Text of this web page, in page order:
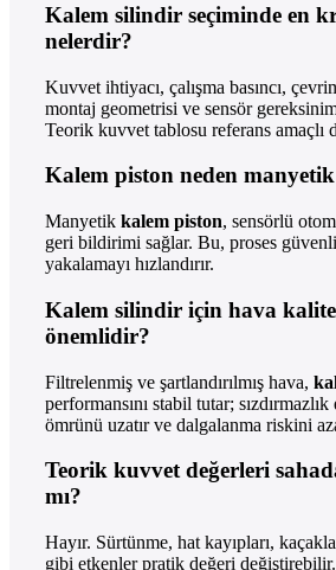
Kalem silindir seçiminde en
nelerdir?
Kuvvet ihtiyacı, çalışma basıncı,
montaj geometrisi ve sensör
Teorik kuvvet tablosu referans amaçlı
Kalem piston neden manyetik
Manyetik kalem piston, sensörlü
geri bildirimi sağlar. Bu, proses
yakalamayı hızlandırır.
Kalem silindir için hava
önemlidir?
Filtrelenmiş ve şartlandırılmış hava,
performansını stabil tutar; sızdırmazlık
ömrünü uzatır ve dalgalanma riskini
Teorik kuvvet değerleri
mı?
Hayır. Sürtünme, hat kayıpları,
gibi etkenler pratik değeri